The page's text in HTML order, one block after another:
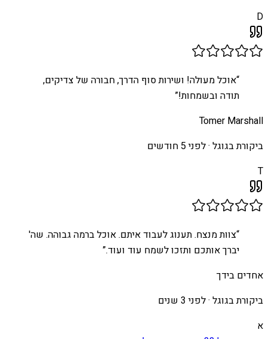
D
“אוכל מעולה! ושירות סוף הדרך, חבורה של צדיקים,
תודה ובשמחות!”
Tomer Marshall
ביקורת בגוגל ·לפני 5 חודשים
T
“צוות מנצח. תענוג לעבוד איתם. אוכל ברמה גבוהה. שה'
יברך אותכם ותזכו לשמח עוד ועוד.”
אחדים בידך
ביקורת בגוגל ·לפני 3 שנים
א